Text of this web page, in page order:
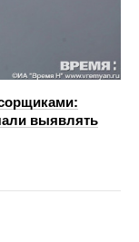
выявлять